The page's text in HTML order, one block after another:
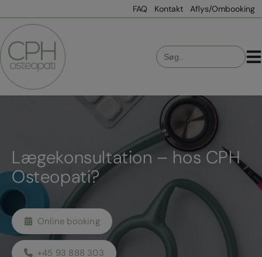
til
indholdet
FAQ Kontakt Aflys/Ombooking
Search
for:
Lægekonsultation – hos CPH
Osteopati?
Online booking
+45 93 888 303